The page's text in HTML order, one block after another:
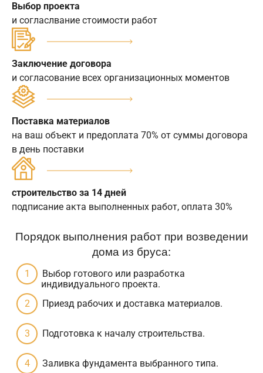
Выбор проекта
и согласлвание стоимости работ
Заключение договора
и согласование всех организационных моментов
Поставка материалов
на ваш объект и предоплата 70% от суммы договора
в день поставки
строительство за 14 дней
подписание акта выполненных работ, оплата 30%
Порядок выполнения работ при возведении
дома из бруса:
Выбор готового или разработка
индивидуального проекта.
Приезд рабочих и доставка материалов.
Подготовка к началу строительства.
Заливка фундамента выбранного типа.